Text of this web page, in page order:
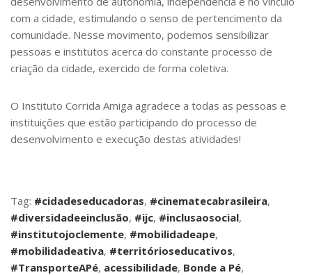
com a cidade, estimulando o senso de pertencimento da
comunidade. Nesse movimento, podemos sensibilizar
pessoas e institutos acerca do constante processo de
criação da cidade, exercido de forma coletiva.
O Instituto Corrida Amiga agradece a todas as pessoas e
instituições que estão participando do processo de
desenvolvimento e execução destas atividades!
Tag: #cidadeseducadoras, #cinematecabrasileira,
#diversidadeeinclusão, #ijc, #inclusaosocial,
#institutojoclemente, #mobilidadeape,
#mobilidadeativa, #territórioseducativos,
#TransporteAPé, acessibilidade, Bonde a Pé,